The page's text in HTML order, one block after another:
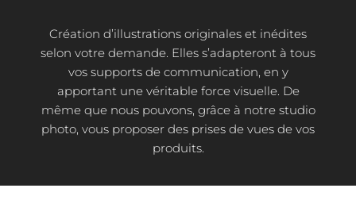
Création d’illustrations originales et inédites
selon votre demande. Elles s’adapteront à tous
vos supports de communication, en y
apportant une véritable force visuelle. De
même que nous pouvons, grâce à notre studio
photo, vous proposer des prises de vues de vos
produits.